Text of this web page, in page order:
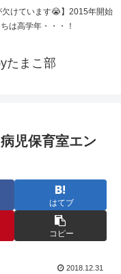
けています😭】2015年開始
は高学年・・・！
たまこ部
児保育室エン
はてブ
コピー
2018.12.31